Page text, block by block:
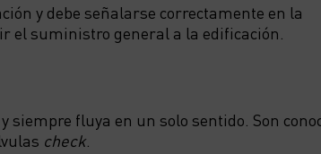
y debe señalarse correctamente en la
suministro general a la edificación.
siempre fluya en un solo sentido. Son
check